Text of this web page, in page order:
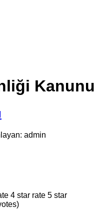
Kanunu
admin
4 star rate 5 star